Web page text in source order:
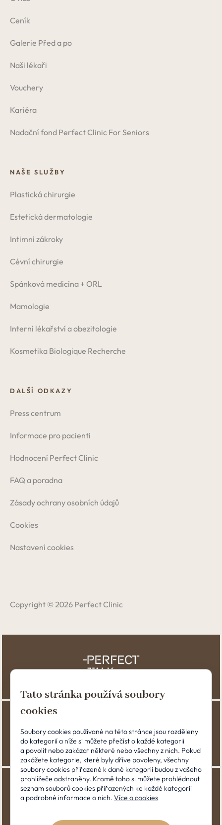
Ceník
Galerie Před a po
Naši lékaři
Vouchery
Kariéra
Nadační fond Perfect Clinic For Seniors
NAŠE SLUŽBY
Plastická chirurgie
Estetická dermatologie
Intimní zákroky
Cévní chirurgie
Spánková medicína + ORL
Mamologie
Interní lékařství a obezitologie
Kosmetika Biologique Recherche
DALŠÍ ODKAZY
Press centrum
Informace pro pacienti
Hodnocení Perfect Clinic
FAQ a poradna
Zásady ochrany osobních údajů
Cookies
Nastavení cookies
Copyright © 2026 Perfect Clinic
Tato stránka používá soubory
cookies
Soubory cookies používané na této stránce jsou rozděleny
do kategorií a níže si můžete přečíst o každé kategorii
a povolit nebo zakázat některé nebo všechny z nich. Pokud
zakážete kategorie, které byly dříve povoleny, všechny
soubory cookies přiřazené k dané kategorii budou z vašeho
prohlížeče odstraněny. Kromě toho si můžete prohlédnout
seznam souborů cookies přiřazených ke každé kategorii
a podrobné informace o nich. Více o cookies